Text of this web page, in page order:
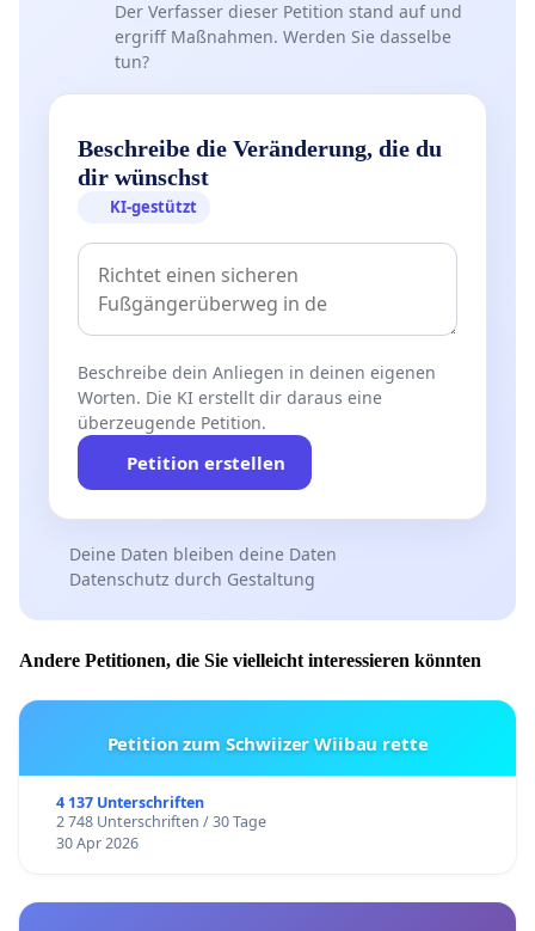
Der Verfasser dieser Petition stand auf und
ergriff Maßnahmen. Werden Sie dasselbe
tun?
Beschreibe die Veränderung, die du
dir wünschst
KI-gestützt
Beschreibe dein Anliegen in deinen eigenen
Worten. Die KI erstellt dir daraus eine
überzeugende Petition.
Petition erstellen
Deine Daten bleiben deine Daten
Datenschutz durch Gestaltung
Andere Petitionen, die Sie vielleicht interessieren könnten
Petition zum Schwiizer Wiibau rette
4 137 Unterschriften
2 748 Unterschriften / 30 Tage
30 Apr 2026